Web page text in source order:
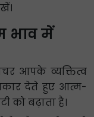
भाव में
आपके व्यक्तित्व
देते हुए आत्म-
को बढ़ाता है।